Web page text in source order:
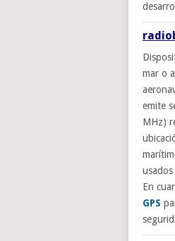
mar o
emite
MHz)
En
GPS